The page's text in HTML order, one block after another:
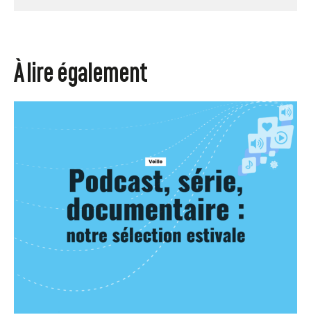
À lire également